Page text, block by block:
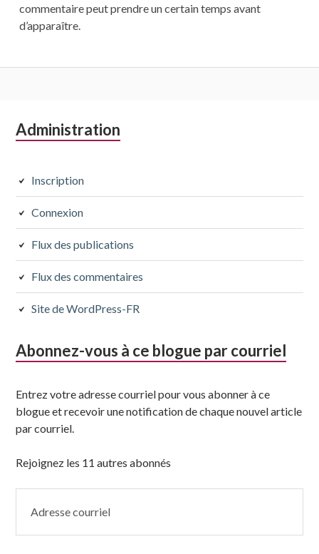
commentaire peut prendre un certain temps avant
d’apparaître.
Colonne
subsidiaire
Administration
Inscription
Connexion
Flux des publications
Flux des commentaires
Site de WordPress-FR
Abonnez-vous à ce blogue par courriel
Entrez votre adresse courriel pour vous abonner à ce
blogue et recevoir une notification de chaque nouvel article
par courriel.
Rejoignez les 11 autres abonnés
courriel